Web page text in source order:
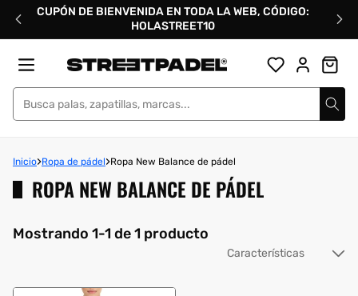
directamente
CUPÓN DE BIENVENIDA EN TODA LA WEB, CÓDIGO:
HOLASTREET10
Street Padel
Inicio Ropa de pádel Ropa New Balance de pádel
ROPA NEW BALANCE DE PÁDEL
Mostrando 1-1 de 1 producto